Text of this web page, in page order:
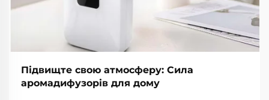
Підвищте свою атмосферу: Сила
аромадифузорів для дому